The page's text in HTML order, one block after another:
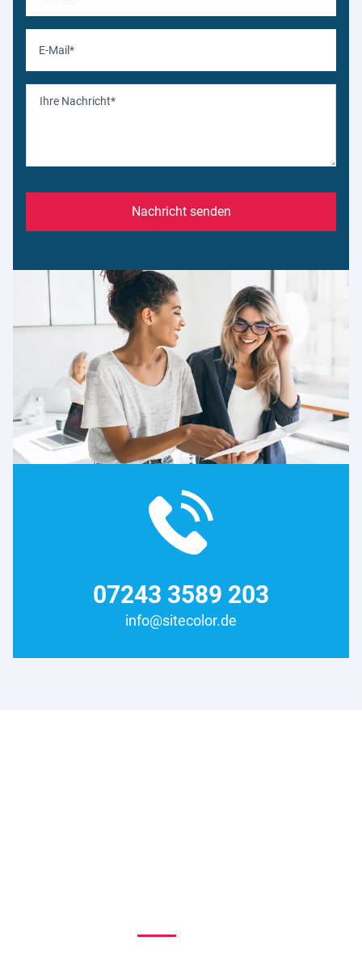
Nachricht senden
07243 3589 203
info@sitecolor.de